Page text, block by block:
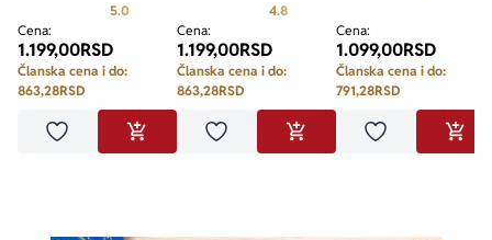
5.0 Prosecna ocena je 5.0 od 5
Cena:
1.199,00RSD
Članska cena i do:
863,28RSD
Dodaj u omiljeneDODAJ U KORPU
4.8Prosecna ocena je 4.8 od 5
Cena:
1.199,00RSD
Članska cena i do:
863,28RSD
Dodaj u omiljeneDODAJ U KORPU
Cena:
1.099,00RSD
Članska cena i do:
791,28RSD
Dodaj u